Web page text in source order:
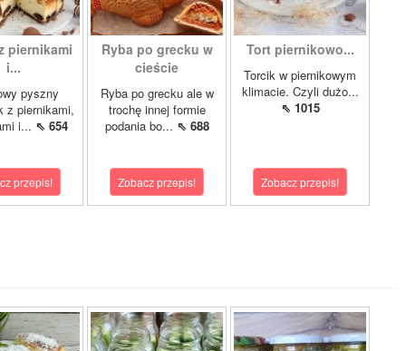
piernikami
i...
pyszny
z piernikami,
i... ⇖ 654
przepis!
Ryba po grecku w
cieście
Ryba po grecku ale w
trochę innej formie
podania bo... ⇖ 688
Zobacz przepis!
Tort piernikowo...
Torcik w piernikowym
klimacie. Czyli dużo...
⇖ 1015
Zobacz przepis!